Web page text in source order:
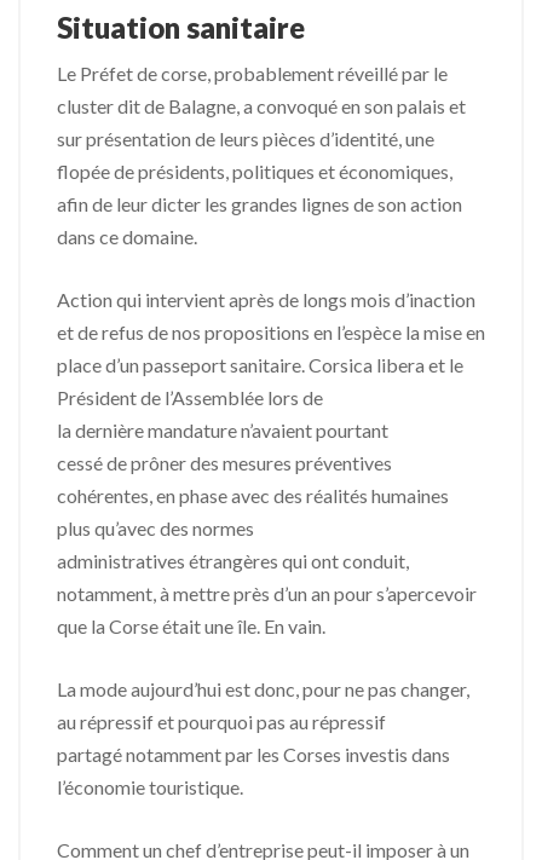
Situation sanitaire
Le Préfet de corse, probablement réveillé par le
cluster dit de Balagne, a convoqué en son palais et
sur présentation de leurs pièces d’identité, une
flopée de présidents, politiques et économiques,
afin de leur dicter les grandes lignes de son action
dans ce domaine.
Action qui intervient après de longs mois d’inaction
et de refus de nos propositions en l’espèce la mise en
place d’un passeport sanitaire. Corsica libera et le
Président de l’Assemblée lors de
la dernière mandature n’avaient pourtant
cessé de prôner des mesures préventives
cohérentes, en phase avec des réalités humaines
plus qu’avec des normes
administratives étrangères qui ont conduit,
notamment, à mettre près d’un an pour s’apercevoir
que la Corse était une île. En vain.
La mode aujourd’hui est donc, pour ne pas changer,
au répressif et pourquoi pas au répressif
partagé notamment par les Corses investis dans
l’économie touristique.
Comment un chef d’entreprise peut-il imposer à un